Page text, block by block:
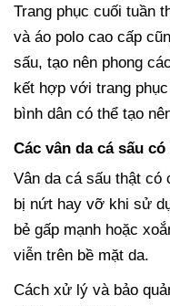
Trang phục cuối tuần
và áo polo cao cấp
sấu, tạo nên phong
kết hợp với trang
bình dân có thể tạo
Các vân da cá sấu
Vân da cá sấu thật có
bị nứt hay vỡ khi sử
bẻ gấp mạnh hoặc
viễn trên bề mặt da.
Cách xử lý và bảo